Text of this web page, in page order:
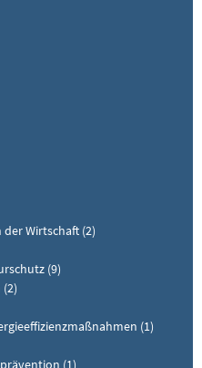
Wirtschaft (2)
(9)
(1)
(1)